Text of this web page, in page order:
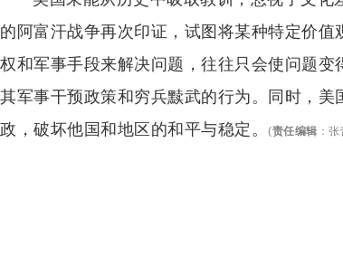
的阿富汗战争再次印证，试图将某种特定价
权和军事手段来解决问题，往往只会使问题
其军事干预政策和穷兵黩武的行为。同时，美
政，破坏他国和地区的和平与稳定。
(责任编辑 ： 张